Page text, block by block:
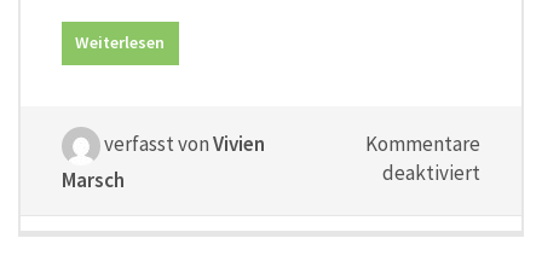
Weiterlesen
verfasst vonVivien
Marsch
Kommentare
deaktiviert
in